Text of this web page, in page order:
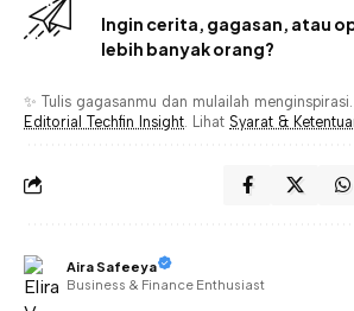
Ingin cerita, gagasan, atau
lebih banyak orang?
✨ Tulis gagasanmu dan mulailah
Editorial Techfin Insight . Lihat Syarat &
Aira Safeeya
Business & Finance Enthusiast